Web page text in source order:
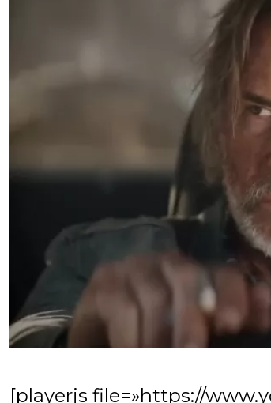
[playerjs file=»https://